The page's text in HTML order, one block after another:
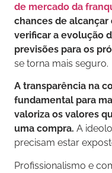
de mercado da
chances de
verificar a evolução
previsões para os
se torna mais seguro.
A transparência na
fundamental para
valoriza os valores
uma compra. A
precisam estar
Profissionalismo e